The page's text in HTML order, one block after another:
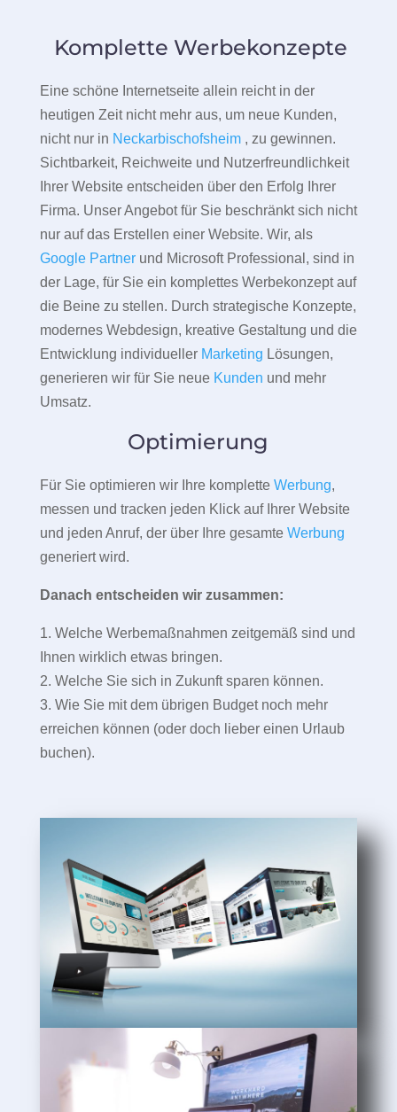
Komplette Werbekonzepte
Eine schöne Internetseite allein reicht in der
heutigen Zeit nicht mehr aus, um neue Kunden,
nicht nur in Neckarbischofsheim, zu gewinnen.
Sichtbarkeit, Reichweite und Nutzerfreundlichkeit
Ihrer Website entscheiden über den Erfolg Ihrer
Firma. Unser Angebot für Sie beschränkt sich nicht
nur auf das Erstellen einer Website. Wir, als
Google Partnerund Microsoft Professional, sind in
der Lage, für Sie ein komplettes Werbekonzept auf
die Beine zu stellen. Durch strategische Konzepte,
modernes Webdesign, kreative Gestaltung und die
Entwicklung individueller Marketing Lösungen,
generieren wir für Sie neue Kunden und mehr
Umsatz.
Optimierung
Für Sie optimieren wir Ihre komplette Werbung,
messen und tracken jeden Klick auf Ihrer Website
und jeden Anruf, der über Ihre gesamte Werbung
generiert wird.
Danach entscheiden wir zusammen:
1. Welche Werbemaßnahmen zeitgemäß sind und
Ihnen wirklich etwas bringen.
2. Welche Sie sich in Zukunft sparen können.
3. Wie Sie mit dem übrigen Budget noch mehr
erreichen können (oder doch lieber einen Urlaub
buchen).